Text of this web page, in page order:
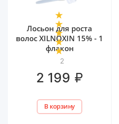
2
Лосьон для роста
волос XILNOXIN 15% - 1
флакон
2 199 ₽
В корзину